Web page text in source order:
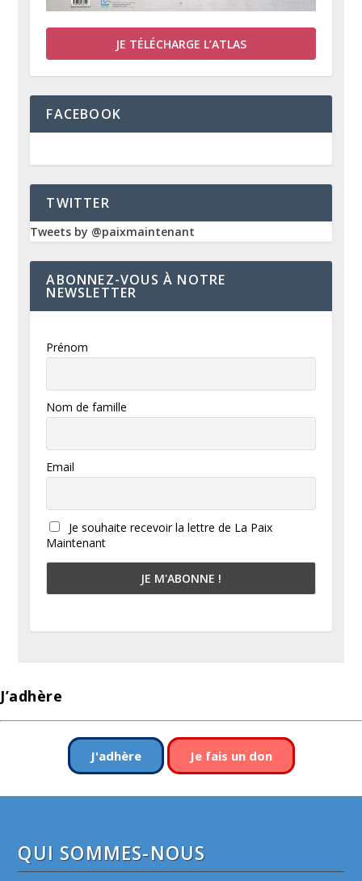
JE TÉLÉCHARGE L’ATLAS
FACEBOOK
TWITTER
Tweets by @paixmaintenant
ABONNEZ-VOUS À NOTRE
NEWSLETTER
Prénom
Nom de famille
Email
Je souhaite recevoir la lettre de La Paix
Maintenant
J’adhère
J'adhère Je fais un don
QUI SOMMES-NOUS